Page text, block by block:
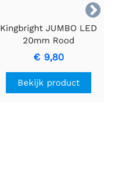

Kingbright JUMBO LED
20mm Rood
Gedesoriënteerd -
Levendige Beelden en
Elegante Rode Gloed
€ 9,80
Bekijk product